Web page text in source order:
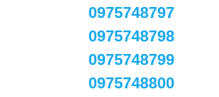
0975748797
0975748798
0975748799
0975748800